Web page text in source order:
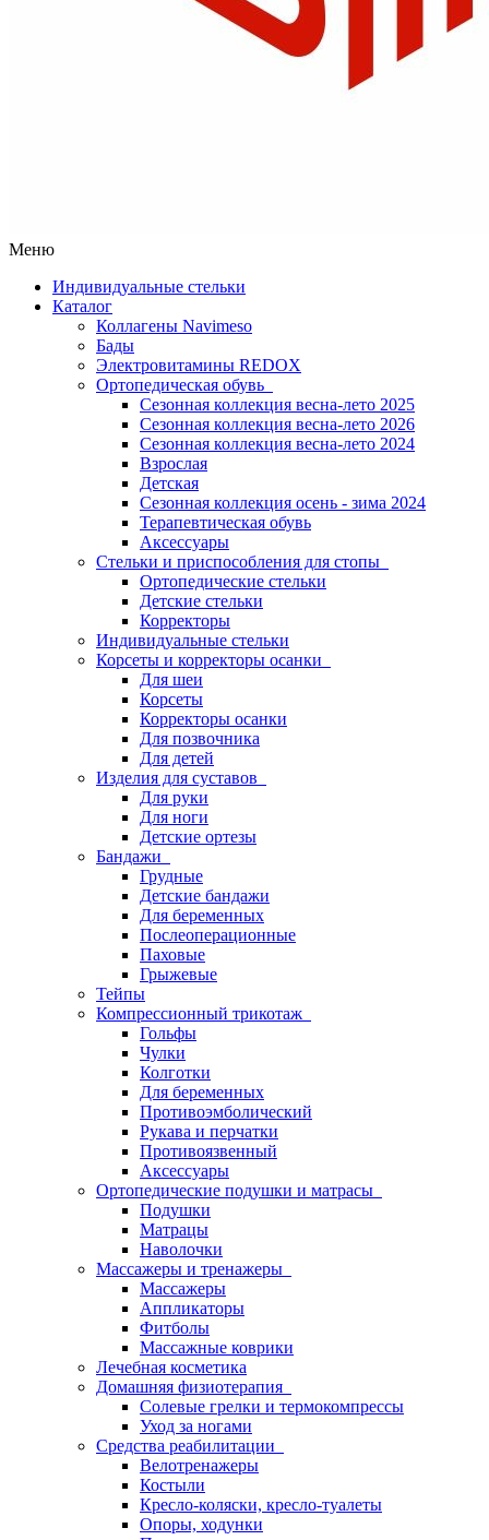
Меню
Индивидуальные стельки
Каталог
Коллагены Navimeso
Бады
Электровитамины REDOX
Ортопедическая обувь
Сезонная коллекция весна-лето 2025
Сезонная коллекция весна-лето 2026
Сезонная коллекция весна-лето 2024
Взрослая
Детская
Сезонная коллекция осень - зима 2024
Терапевтическая обувь
Аксессуары
Стельки и приспособления для стопы
Ортопедические стельки
Детские стельки
Корректоры
Индивидуальные стельки
Корсеты и корректоры осанки
Для шеи
Корсеты
Корректоры осанки
Для позвочника
Для детей
Изделия для суставов
Для руки
Для ноги
Детские ортезы
Бандажи
Грудные
Детские бандажи
Для беременных
Послеоперационные
Паховые
Грыжевые
Тейпы
Компрессионный трикотаж
Гольфы
Чулки
Колготки
Для беременных
Противоэмболический
Рукава и перчатки
Противоязвенный
Аксессуары
Ортопедические подушки и матрасы
Подушки
Матрацы
Наволочки
Массажеры и тренажеры
Массажеры
Аппликаторы
Фитболы
Массажные коврики
Лечебная косметика
Домашняя физиотерапия
Солевые грелки и термокомпрессы
Уход за ногами
Средства реабилитации
Велотренажеры
Костыли
Кресло-коляски, кресло-туалеты
Опоры, ходунки